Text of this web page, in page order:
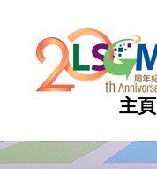
主頁
熱門
熱門
熱門
熱門
熱門